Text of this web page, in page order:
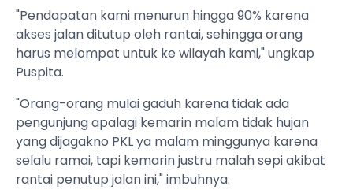
"Pendapatan kami menurun hingga 90% karena
akses jalan ditutup oleh rantai, sehingga orang
harus melompat untuk ke wilayah kami," ungkap
Puspita.
"Orang-orang mulai gaduh karena tidak ada
pengunjung apalagi kemarin malam tidak hujan
yang dijagakno PKL ya malam minggunya karena
selalu ramai, tapi kemarin justru malah sepi akibat
rantai penutup jalan ini," imbuhnya.